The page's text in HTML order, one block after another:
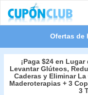
Ofertas de
¡Paga $24 en
Levantar Glúteos,
Caderas y Eliminar
Maderoterapias + 3
3